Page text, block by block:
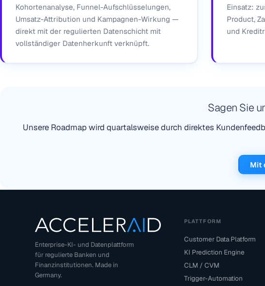
Kohortenanalyse, Funnel-Aufschlüsselungen,
Umsatz-Attribution und Kampagnen-Wirkung —
direkt mit der regulierten Datenschicht mit
vollständiger Datenherkunft verknüpft.
Einsatz:
Product,
und
Sagen Sie
Unsere Roadmap wird quartalsweise durch direktes
Mit
Enterprise-KI- und Datenplattform
für regulierte Banken und
Finanzinstitutionen. Made in
Germany.
PLATTFORM
Customer Data Platform
KI Prediction Engine
CLM / CVM
Trigger-Automation